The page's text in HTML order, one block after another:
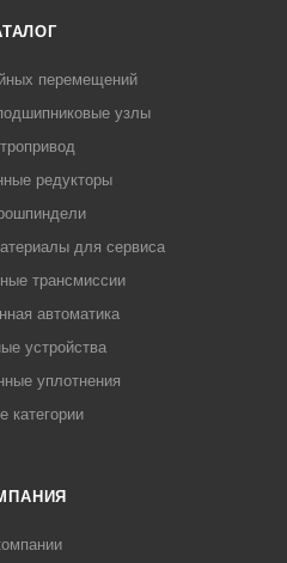
перемещений
узлы
редукторы
для сервиса
трансмиссии
автоматика
устройства
уплотнения
категории